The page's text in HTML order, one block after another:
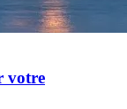
votre